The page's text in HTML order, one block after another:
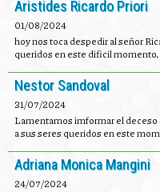
Aristides Ricardo Priori
01/08/2024
hoy nos toca despedir al señor
queridos en este dificil momento,
Nestor Sandoval
31/07/2024
Lamentamos imformar el
a sus seres queridos en este
Adriana Monica Mangini
24/07/2024